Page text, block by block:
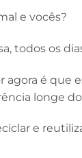
e vocês?
todos os
agora é que
longe
e